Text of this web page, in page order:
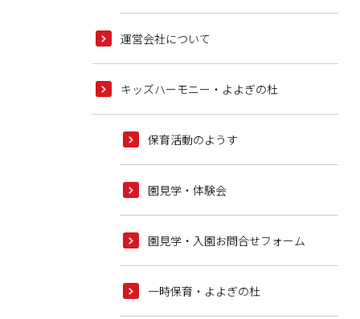
運営会社について
キッズハーモニー・よよぎの杜
保育活動のようす
園見学・体験会
園見学・入園お問合せフォーム
一時保育・よよぎの杜